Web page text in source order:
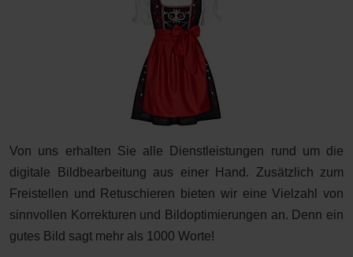
Von uns erhalten Sie alle Dienstleistungen rund um die
digitale Bildbearbeitung aus einer Hand. Zusätzlich zum
Freistellen und Retuschieren bieten wir eine Vielzahl von
sinnvollen Korrekturen und Bildoptimierungen an. Denn ein
gutes Bild sagt mehr als 1000 Worte!